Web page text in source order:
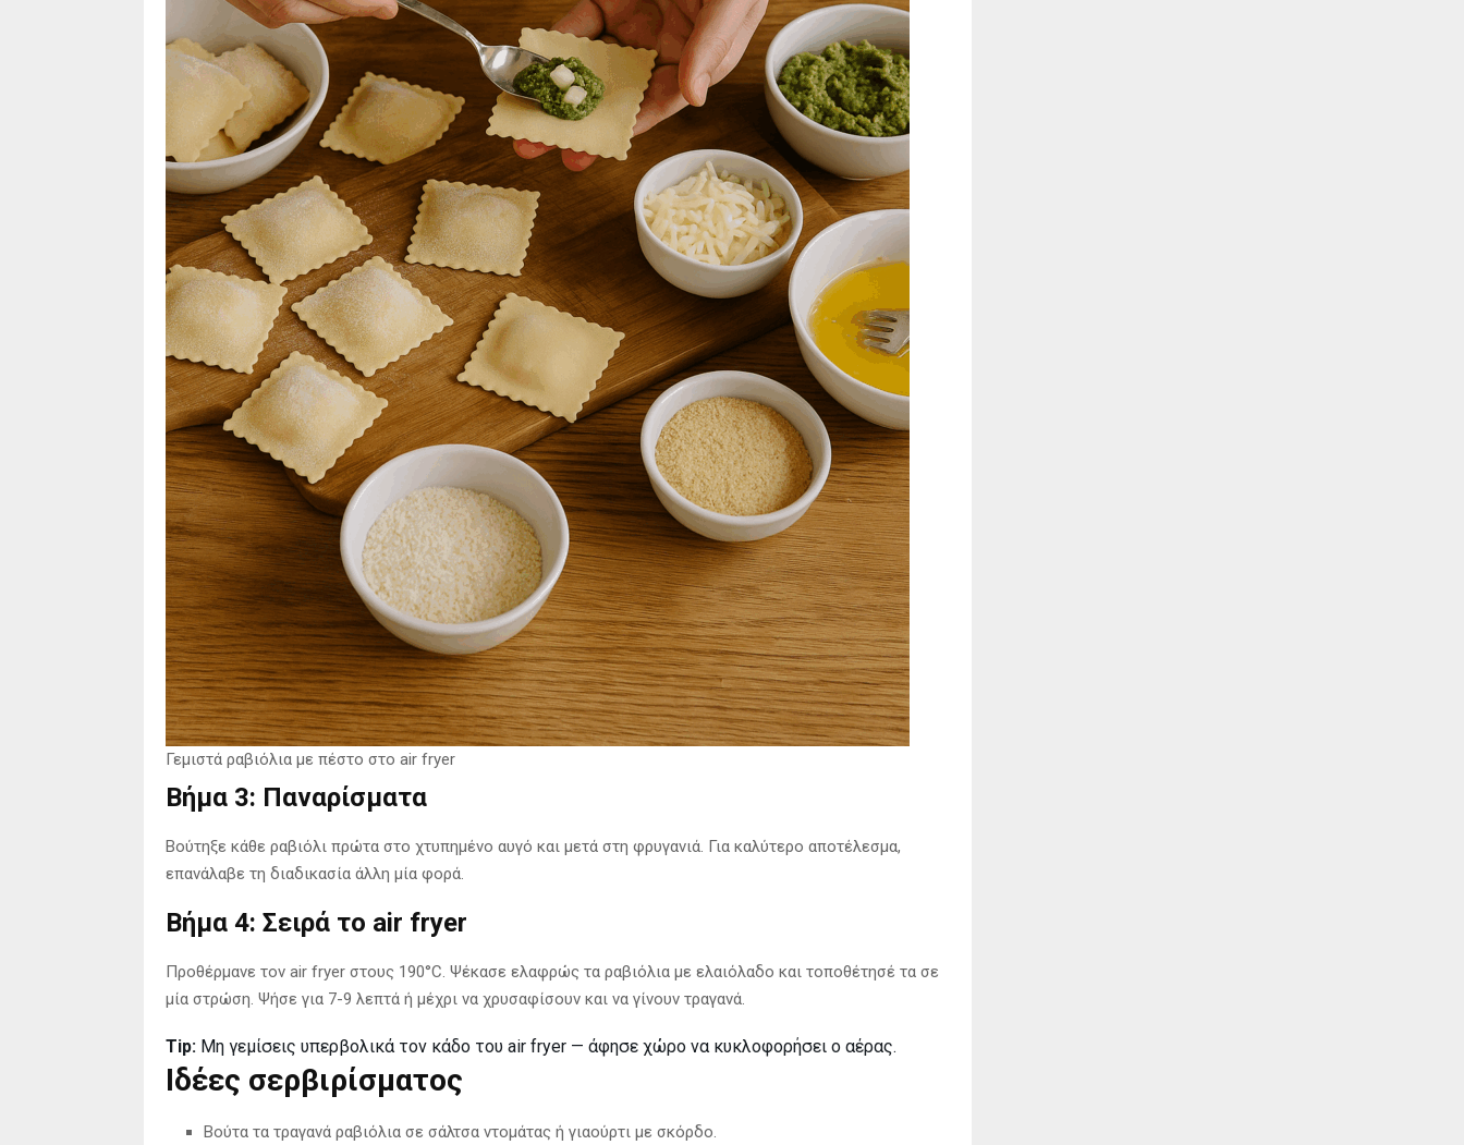
Γεμιστά ραβιόλια με πέστο στο air fryer
Βήμα 3: Παναρίσματα
Βούτηξε κάθε ραβιόλι πρώτα στο χτυπημένο αυγό και μετά στη φρυγανιά. Για καλύτερο αποτέλεσμα,
επανάλαβε τη διαδικασία άλλη μία φορά.
Βήμα 4: Σειρά το air fryer
Προθέρμανε τον air fryer στους 190°C. Ψέκασε ελαφρώς τα ραβιόλια με ελαιόλαδο και τοποθέτησέ τα σε
μία στρώση. Ψήσε για 7-9 λεπτά ή μέχρι να χρυσαφίσουν και να γίνουν τραγανά.
Tip: Μη γεμίσεις υπερβολικά τον κάδο του air fryer — άφησε χώρο να κυκλοφορήσει ο αέρας.
Ιδέες σερβιρίσματος
Βούτα τα τραγανά ραβιόλια σε σάλτσα ντομάτας ή γιαούρτι με σκόρδο.